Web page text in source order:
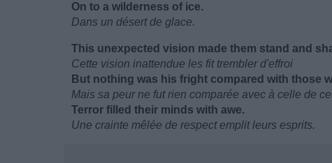
On to a wilderness of ice.
Dans un désert de glace.
This unexpected vision made them stand and
Cette vision inattendue les fit trembler d'effroi
But nothing was his fright compared with those
Mais sa peur ne fut rien comparée avec à celle de
Terror filled their minds with awe.
Une crainte mêlée de respect emplit leurs esprits.